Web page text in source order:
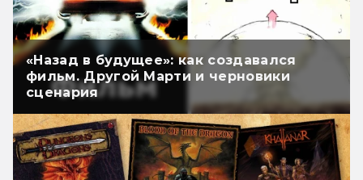
«Назад в будущее»: как создавался
фильм. Другой Марти и черновики
сценария